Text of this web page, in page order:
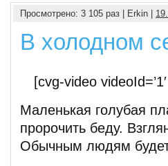
Просмотрено: 3 105 раз | Erkin |
В холодном
[cvg-video
Маленькая голубая
пророчить беду.
Обычным людям